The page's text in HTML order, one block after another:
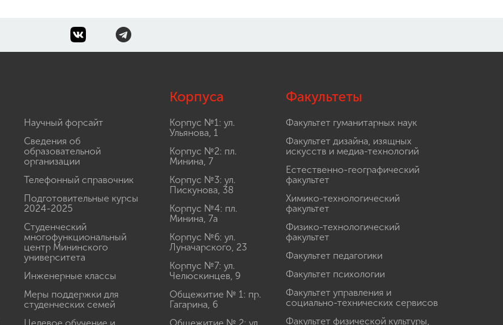
Научный форсайт
Сведения об
образовательной
организации
Телефонный справочник
Подготовительные курсы
2024-2025
Студенческий
многофункциональный
центр Мининского
университета
Инженерные классы
Меры поддержки для
студенческих семей
Корпуса
Корпус №1: ул.
Ульянова, 1
Корпус №2: пл.
Минина, 7
Корпус №3: ул.
Пискунова, 38
Корпус №4: пл.
Минина, 7а
Корпус №6: ул.
Луначарского, 23
Корпус №7: ул.
Челюскинцев, 9
Общежитие № 1: пр.
Гагарина, 6
Факультеты
Факультет гуманитарных наук
Факультет дизайна, изящных
искусств и медиа-технологий
Естественно-географический
факультет
Химико-технологический
факультет
Физико-технологический
факультет
Факультет педагогики
Факультет психологии
Факультет управления и
социально-технических сервисов
Факультет физической культуры,